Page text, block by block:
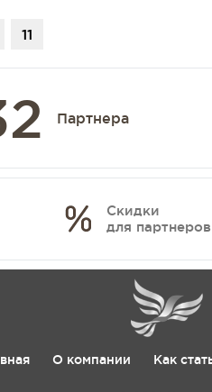
11
Партнера
Скидки
для партнеров
О компании Как